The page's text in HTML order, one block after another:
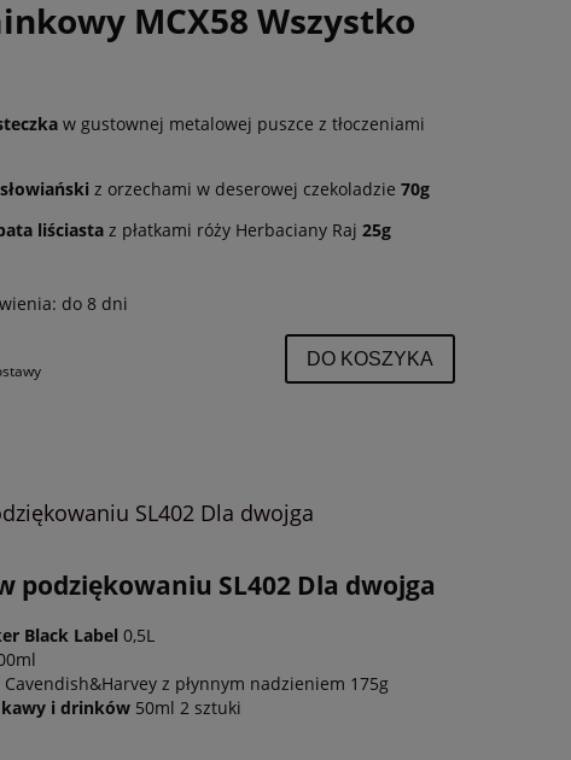
MCX58 Wszystko
w gustownej metalowej puszce z tłoczeniami
z orzechami w deserowej czekoladzie70g
liściasta z płatkami róży Herbaciany Raj25g
do 8 dni
DO KOSZYKA
SL402 Dla dwojga
podziękowaniu SL402 Dla dwojga
Black Label 0,5L
z płynnym nadzieniem 175g
i drinków 50ml 2 sztuki